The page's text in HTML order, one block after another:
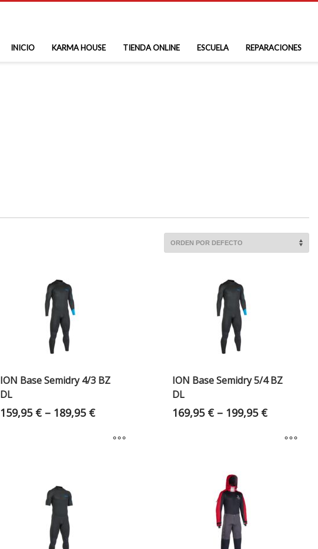
INICIO KARMA HOUSE TIENDA ONLINE ESCUELA REPARACIONES
ION Base Semidry 4/3 BZ
DL
159,95 € – 189,95 €
ION Base Semidry 5/4 BZ
DL
169,95 €– 199,95 €